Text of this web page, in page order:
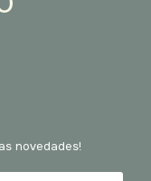
novedades!